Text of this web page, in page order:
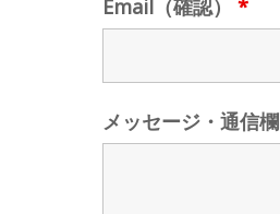
Email（確認） *
メッセージ・通信欄